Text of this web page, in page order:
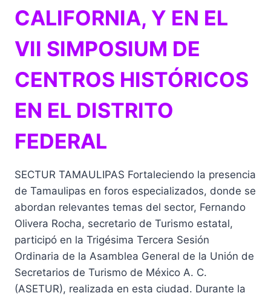
CALIFORNIA, Y EN EL
VII SIMPOSIUM DE
CENTROS HISTÓRICOS
EN EL DISTRITO
FEDERAL
SECTUR TAMAULIPAS Fortaleciendo la presencia
de Tamaulipas en foros especializados, donde se
abordan relevantes temas del sector, Fernando
Olivera Rocha, secretario de Turismo estatal,
participó en la Trigésima Tercera Sesión
Ordinaria de la Asamblea General de la Unión de
Secretarios de Turismo de México A. C.
(ASETUR), realizada en esta ciudad. Durante la